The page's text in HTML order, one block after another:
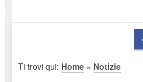
Ti trovi qui: Home» Notizie